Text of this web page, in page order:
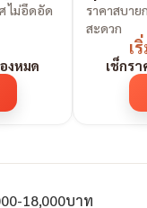
ไม่อึดอัด
งหมด
ราคาสบาย
สะดวก
เ
เช็กร
18,000บาท